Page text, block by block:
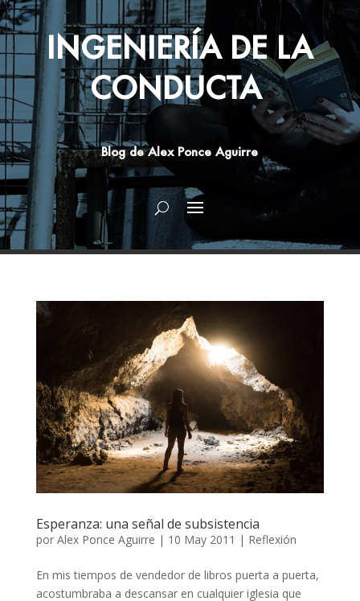
INGENIERÍA DE LA
CONDUCTA
Blog de Alex Ponce Aguirre
Esperanza: una señal de subsistencia
por Alex Ponce Aguirre | 10 May 2011 | Reflexión
En mis tiempos de vendedor de libros puerta a puerta,
acostumbraba a descansar en cualquier iglesia que